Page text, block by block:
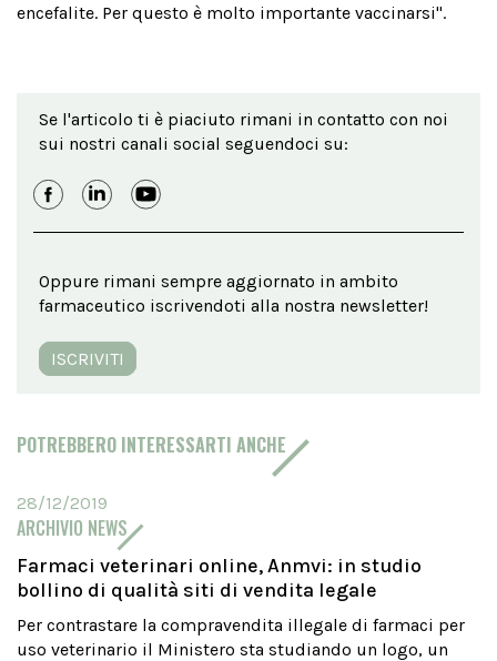
encefalite. Per questo è molto importante vaccinarsi".
Se l'articolo ti è piaciuto rimani in contatto con noi
sui nostri canali social seguendoci su:
Oppure rimani sempre aggiornato in ambito
farmaceutico iscrivendoti alla nostra newsletter!
ISCRIVITI
POTREBBERO INTERESSARTI ANCHE
28/12/2019
ARCHIVIO NEWS
Farmaci veterinari online, Anmvi: in studio
bollino di qualità siti di vendita legale
Per contrastare la compravendita illegale di farmaci per
uso veterinario il Ministero sta studiando un logo, un